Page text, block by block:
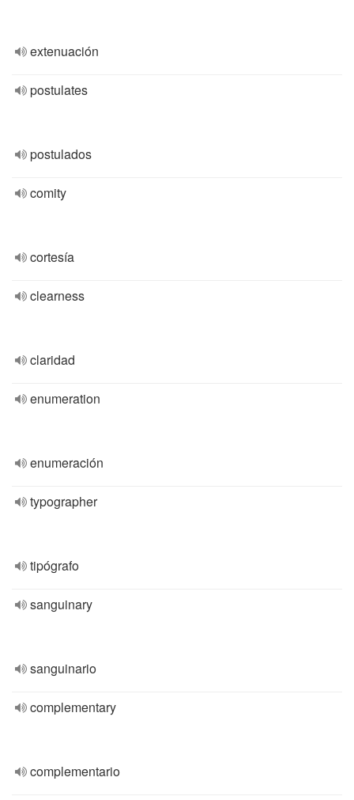
extenuación
postulates
postulados
comity
cortesía
clearness
claridad
enumeration
enumeración
typographer
tipógrafo
sanguinary
sanguinario
complementary
complementario